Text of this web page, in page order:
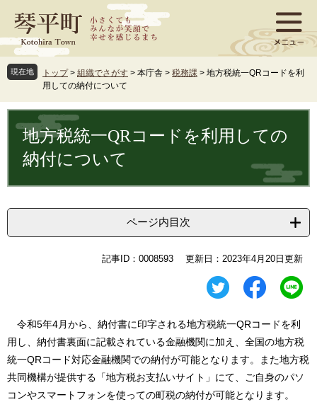
ジ
先
頭
す
ュ
を
飛
し
現在地 トップ > 組織でさがす > 本庁舎 > 税務課 > 地方税統一QRコードを利
用しての納付について
文 地方税統一QRコードを利用しての
納付について
ページ内目次
記事ID：0008593 更新日：2023年4月20日更新
令和5年4月から、納付書に印字される地方税統一QRコードを利
用し、納付書裏面に記載されている金融機関に加え、全国の地方税
統一QRコード対応金融機関での納付が可能となります。また地方税
共同機構が提供する「地方税お支払いサイト」にて、ご自身のパソ
コンやスマートフォンを使っての町税の納付が可能となります。